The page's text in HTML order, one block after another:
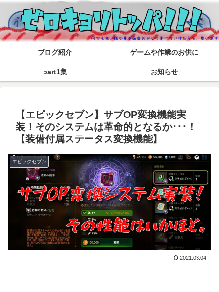
ブログ紹介 ゲームや作業のお供に
part1集 お知らせ
【エピックセブン】サブOP変換機能実
装！そのシステムは革命的となるか･･･！
【装備付属ステータス変換機能】
エピックセブン
2021.03.04